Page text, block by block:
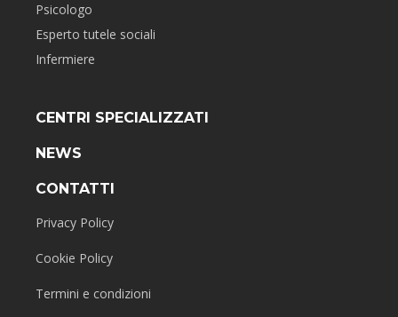
Psicologo
Esperto tutele sociali
Infermiere
CENTRI SPECIALIZZATI
NEWS
CONTATTI
Privacy Policy
Cookie Policy
Termini e condizioni